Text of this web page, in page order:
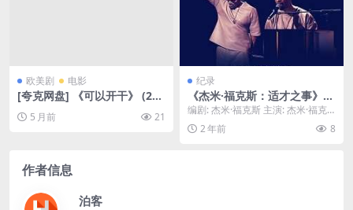
欧美剧 电影
[夸克网盘] 《可以开干》 (202
5 月前 21
纪录
《杰米·福克斯：适才之事》百
度云网盘下载.阿里云盘.英语
中字.(2024)
编剧: 杰米·福克斯 主演: 杰米·福克
斯 资源下载：杰米·福克斯：适才之
事下载...
2 年前 8
作者信息
泊客